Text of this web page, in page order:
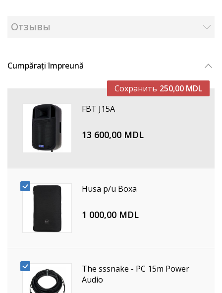
Отзывы
Cumpărați împreună
FBT J15A
13 600,00 MDL
Husa p/u Boxa
1 000,00 MDL
The sssnake - PC 15m Power
Audio
Сохранить 250,00 MDL